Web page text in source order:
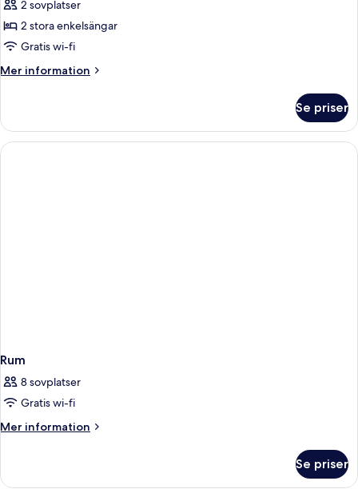
Deluxe
twin
room
2 sovplatser
2 stora enkelsängar
Gratis wi-fi
Mer information
Mer
twin
room
Se priser
Rum
8 sovplatser
Gratis wi-fi
Mer information
Mer
Se priser